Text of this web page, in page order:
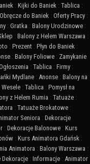
: Kijki do Baniek : Tablica :
Obręcze do Baniek : Oferty Pracy :
: Gratka : Balony Urodzinowe :
: Balony z Helem Warszawa :
: Prezent : Płyn do Baniek :
: Balony Foliowe : Zamykanie
: Tablica : Firmy :
Mydlane : Anonse : Balony na
Wesele : Tablica : Pomysł na
z Helem Rumia : Tatuaże :
: Tatuaże Brokatowe :
Seniora : Dekoracje
: Dekoracje Balonowe : Kurs
: Kurs Animatora Gdańsk :
Animatora : Balony Warszawa :
Dekoracje : Informacje : Animator